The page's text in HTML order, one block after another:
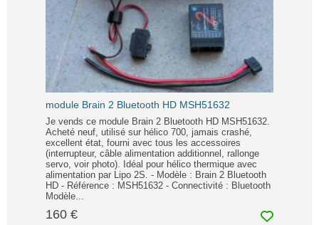
module Brain 2 Bluetooth HD MSH51632
Je vends ce module Brain 2 Bluetooth HD MSH51632.
Acheté neuf, utilisé sur hélico 700, jamais crashé,
excellent état, fourni avec tous les accessoires
(interrupteur, câble alimentation additionnel, rallonge
servo, voir photo). Idéal pour hélico thermique avec
alimentation par Lipo 2S. - Modèle : Brain 2 Bluetooth
HD - Référence : MSH51632 - Connectivité : Bluetooth
Modèle...
160 €